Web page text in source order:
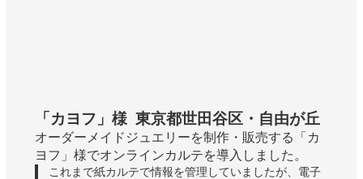
「カヨフ」様 東京都世田谷区・自由が丘
オーダーメイドジュエリーを制作・販売する「カ
ヨフ」様でオンラインカルテを導入しました。
これまで紙カルテで情報を管理していましたが、電子